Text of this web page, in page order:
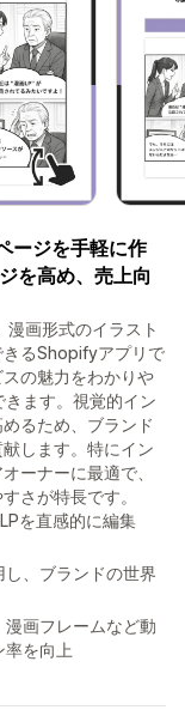
ージを手軽に作
を高め、売上向
漫画形式のイラスト
きるShopifyアプリで
の魅力をわかりや
ます。視覚的イン
るため、ブランド
します。特にイン
ーナーに最適で、
さが特長です。
を直感的に編集
、ブランドの世界
画フレームなど動
率を向上